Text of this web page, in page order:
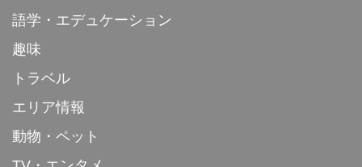
語学・エデュケーション
趣味
トラベル
エリア情報
動物・ペット